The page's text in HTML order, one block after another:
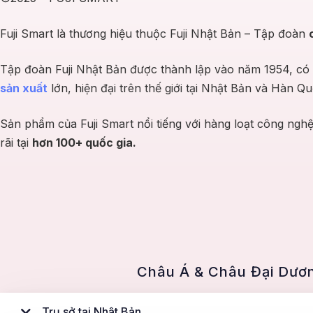
Showroom tại Phường An Khánh, Thành phố Hồ Chí
Minh (Phường An Khánh, TP.Thủ Đức cũ)
(Phường An Khánh, TP.Thủ Đức cũ)
Thành phố Hồ Chí Minh
Showroom tại Phường Bình Thạnh, Hồ Chí Minh
576 Trần Cao Vân, Phường Thanh Khê, Thành phố Đà Nẵng
Fuji Smart là thương hiệu thuộc Fuji Nhật Bản – Tập đoàn
Tập đoàn Fuji Nhật Bản được thành lập vào năm 1954, có
sản xuất lớn, hiện đại trên thế giới tại Nhật Bản và Hàn
Sản phẩm của Fuji Smart nổi tiếng với hàng loạt công
rãi tại hơn 100+ quốc gia.
Châu Á & Châu Đại